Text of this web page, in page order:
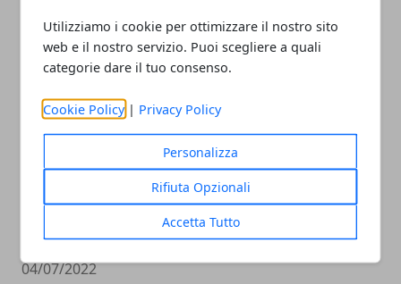
Utilizziamo i cookie per ottimizzare il nostro sito
web e il nostro servizio. Puoi scegliere a quali
categorie dare il tuo consenso.
Cookie Policy | Privacy Policy
Personalizza
Rifiuta Opzionali
Accetta Tutto
14/11/2023
La melagrana: un Superfood dalle
proprietà sorprendenti
04/07/2022